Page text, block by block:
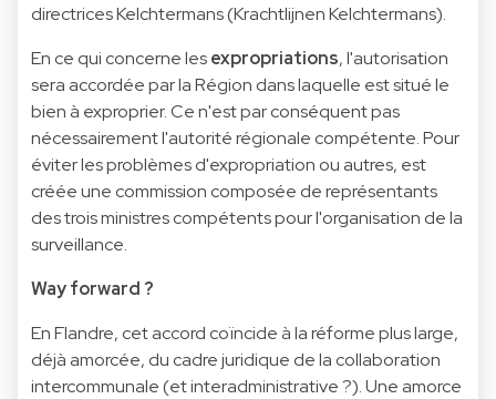
directrices Kelchtermans (Krachtlijnen Kelchtermans).
En ce qui concerne lesexpropriations, l'autorisation
sera accordée par la Région dans laquelle est situé le
bien à exproprier. Ce n'est par conséquent pas
nécessairement l'autorité régionale compétente. Pour
éviter les problèmes d'expropriation ou autres, est
créée une commission composée de représentants
des trois ministres compétents pour l'organisation de la
surveillance.
Way forward ?
En Flandre, cet accord coïncide à la réforme plus large,
déjà amorcée, du cadre juridique de la collaboration
intercommunale (et interadministrative ?). Une amorce